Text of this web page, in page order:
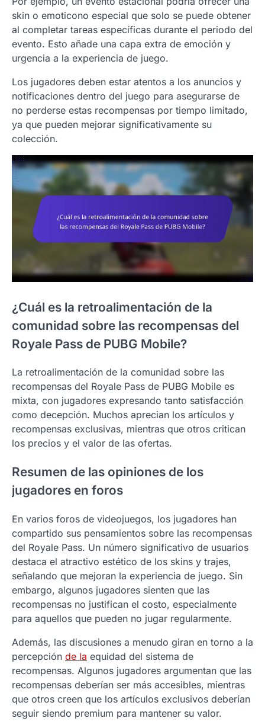
skin o emoticono especial que solo se puede obtener
al completar tareas específicas durante el periodo del
evento. Esto añade una capa extra de emoción y
urgencia a la experiencia de juego.
Los jugadores deben estar atentos a los anuncios y
notificaciones dentro del juego para asegurarse de
no perderse estas recompensas por tiempo limitado,
ya que pueden mejorar significativamente su
colección.
¿Cuál es la retroalimentación de la
comunidad sobre las recompensas del
Royale Pass de PUBG Mobile?
La retroalimentación de la comunidad sobre las
recompensas del Royale Pass de PUBG Mobile es
mixta, con jugadores expresando tanto satisfacción
como decepción. Muchos aprecian los artículos y
recompensas exclusivas, mientras que otros critican
los precios y el valor de las ofertas.
Resumen de las opiniones de los
jugadores en foros
En varios foros de videojuegos, los jugadores han
compartido sus pensamientos sobre las recompensas
del Royale Pass. Un número significativo de usuarios
destaca el atractivo estético de los skins y trajes,
señalando que mejoran la experiencia de juego. Sin
embargo, algunos jugadores sienten que las
recompensas no justifican el costo, especialmente
para aquellos que pueden no jugar regularmente.
Además, las discusiones a menudo giran en torno a la
percepción de la equidad del sistema de
recompensas. Algunos jugadores argumentan que las
recompensas deberían ser más accesibles, mientras
que otros creen que los artículos exclusivos deberían
seguir siendo premium para mantener su valor.